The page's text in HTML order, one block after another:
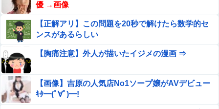
優 →画像
【正解アリ】この問題を20秒で解けたら数学的セ
ンスがあるらしい
【胸痛注意】外人が描いたイジメの漫画 ⇒
【画像】吉原の人気店No1ソープ嬢がAVデビュー
ｷﾀ━(ﾟ∀ﾟ)━!